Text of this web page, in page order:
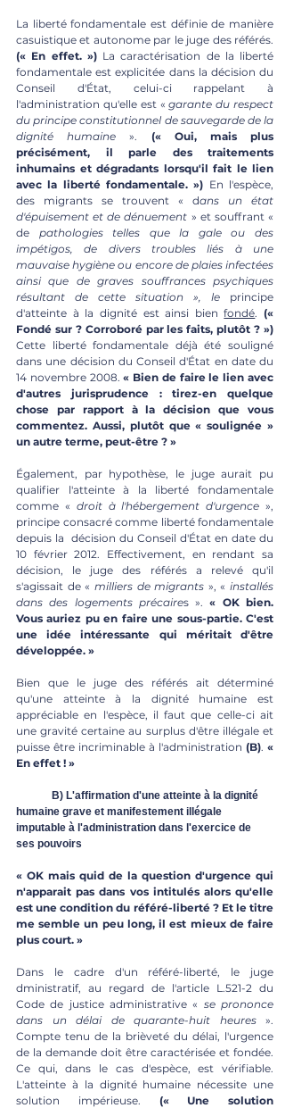
La liberté fondamentale est définie de manière
(« En effet. ») La caractérisation de la liberté
fondamentale est explicitée dans la décision du
Conseil d'État, celui-ci rappelant à
l'administration qu'elle est « garante du respect
du principe constitutionnel de sauvegarde de la
dignité humaine ». (« Oui, mais plus
précisément, il parle des traitements
inhumains et dégradants lorsqu'il fait le lien
avec la liberté fondamentale. ») En l'espèce,
des migrants se trouvent « dans un état
d'épuisement et de dénuement » et souffrant «
de pathologies telles que la gale ou des
impétigos, de divers troubles liés à une
mauvaise hygiène ou encore de plaies infectées
ainsi que de graves souffrances psychiques
résultant de cette situation », le principe
d'atteinte à la dignité est ainsi bien fondé. («
Fondé sur ? Corroboré par les faits, plutôt ? »)
Cette liberté fondamentale déjà été souligné
dans une décision du Conseil d'État en date du
14 novembre 2008. « Bien de faire le lien avec
d'autres jurisprudence : tirez-en quelque
chose par rapport à la décision que vous
commentez. Aussi, plutôt que « soulignée »
un autre terme, peut-être ? »
Également, par hypothèse, le juge aurait pu
qualifier l'atteinte à la liberté fondamentale
comme « droit à l'hébergement d'urgence »,
principe consacré comme liberté fondamentale
depuis la  décision du Conseil d'État en date du
10 février 2012. Effectivement, en rendant sa
décision, le juge des référés a relevé qu'il
s'agissait de « milliers de migrants », « installés
dans des logements précaires ». « OK bien.
Vous auriez pu en faire une sous-partie. C'est
une idée intéressante qui méritait d'être
développée. »
Bien que le juge des référés ait déterminé
qu'une atteinte à la dignité humaine est
appréciable en l'espèce, il faut que celle-ci ait
une gravité certaine au surplus d'être illégale et
puisse être incriminable à l'administration (B). «
En effet ! »
humaine grave et manifestement illégale
imputable à l'administration dans l'exercice de
ses pouvoirs
« OK mais quid de la question d'urgence qui
n'apparait pas dans vos intitulés alors qu'elle
est une condition du référé-liberté ? Et le titre
me semble un peu long, il est mieux de faire
plus court. »
Dans le cadre d'un référé-liberté, le juge
dministratif, au regard de l'article L.521-2 du
Code de justice administrative « se prononce
dans un délai de quarante-huit heures ».
Compte tenu de la brièveté du délai, l'urgence
de la demande doit être caractérisée et fondée.
Ce qui, dans le cas d'espèce, est vérifiable.
L'atteinte à la dignité humaine nécessite une
solution impérieuse. (« Une solution